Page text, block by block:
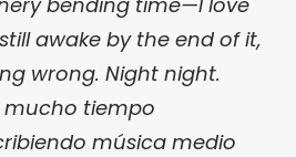
awake by the end of it,
wrong. Night night.
mucho tiempo
música medio